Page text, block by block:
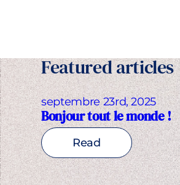
Featured articles
septembre 23rd, 2025
Bonjour tout le monde !
Read